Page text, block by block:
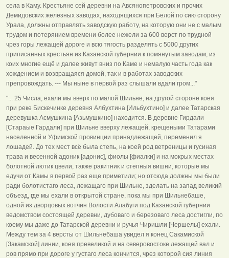
села в Каму. Крестьяне сей деревни на Авсянопетровских и прочих
Демидовских железных заводах, находящихся при Белой по сию сторону
Урала, должны отправлять заводскую работу, на которую они не с малым
трудом и потерянием времени более нежели за 600 верст по трудной
чрез горы лежащей дороге и всю тягость разделять с 5000 других
приписанных крестьян из Казанской губернии к помянутым заводам, из
коих многие ещё и далее живут вниз по Каме и немалую часть года как
хождением и возвращаяся домой, так и в работах заводских
препровождать. --- Мы ныне в первой раз слышали вдали гром..."
"... 25 Числа, ехали мы вверх по малой Шильне, на другой стороне коея
при реке Бискечинке деревня Албухтина [Ильбухтино] и далее Татарская
деревушка Асмушкина [Азьмушкино] находится. В деревне Гирдали
[Стараые Гардали] при Шильне вверху лежащей, крещеными Татарами
населенной и Уфимской провинции принадлежащей, переменил я
лошадей. До тех мест всё была степь, на коей род ветреницы и гусиная
трава и весенной адоник [адонис], фиолы [фиалки] и на мокрых местах
болотной лютик цвели, также ракитник и степныя вишни, которые мы
едучи от Камы в первой раз еще приметили; но отсюда должны мы были
ради болотистаго леса, лежащаго при Шильне, зделать на запад великий
объезд, где мы ехали в открытой стране, пока мы при Шильнебаше,
одной из дворцовых вотчин Волости Алабуги под Казанской губернии
ведомством состоящей деревни, дубоваго и березоваго леса достигли, по
коему мы даже до Татарской деревни и ручья Чиришли [Чершелы] ехали.
Между тем за 4 версты от Шильнебаша увидел я конец Сакамиской
[Закамской] линии, коея превеликой и на северовостоке лежащей вал и
ров прямо при дороге у густаго леса кончится, чрез которой сия линия